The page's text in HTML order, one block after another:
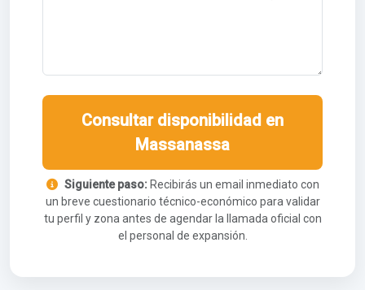
Consultar disponibilidad en
Massanassa
Siguiente paso:Recibirás un email inmediato con
un breve cuestionario técnico-económico para validar
tu perfil y zona antes de agendar la llamada oficial con
el personal de expansión.